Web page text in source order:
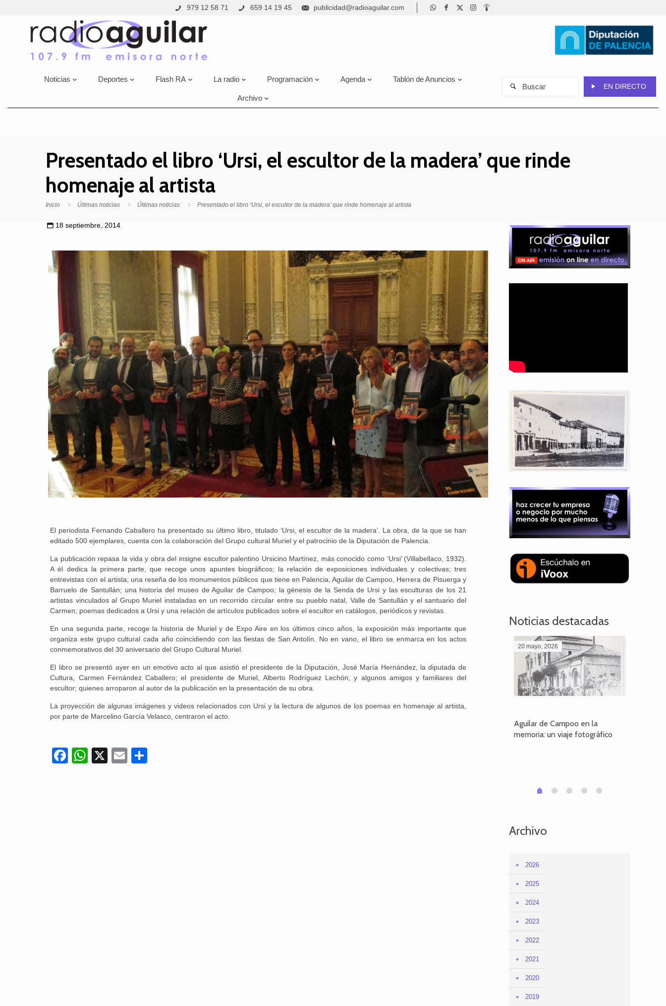
979 12 58 71 659 14 19 45 publicidad@radioaguilar.com
Noticias Deportes Flash RA La radio Programación Agenda Tablón de Anuncios
Archivo
EN DIRECTO
Presentado el libro ‘Ursi, el escultor de la madera’ que rinde
homenaje al artista
Inicio Últimas noticias Últimas noticias Presentado el libro ‘Ursi, el escultor de la madera’ que rinde homenaje al artista
18 septiembre, 2014
El periodista Fernando Caballero ha presentado su último libro, titulado ‘Ursi, el escultor de la madera’. La obra, de la que se han
editado 500 ejemplares, cuenta con la colaboración del Grupo cultural Muriel y el patrocinio de la Diputación de Palencia.
La publicación repasa la vida y obra del insigne escultor palentino Ursicino Martínez, más conocido como ‘Ursi’ (Villabellaco, 1932).
A él dedica la primera parte, que recoge unos apuntes biográficos; la relación de exposiciones individuales y colectivas; tres
entrevistas con el artista; una reseña de los monumentos públicos que tiene en Palencia, Aguilar de Campoo, Herrera de Pisuerga y
Barruelo de Santullán; una historia del museo de Aguilar de Campoo; la génesis de la Senda de Ursi y las esculturas de los 21
artistas vinculados al Grupo Muriel instaladas en un recorrido circular entre su pueblo natal, Valle de Santullán y el santuario del
Carmen; poemas dedicados a Ursi y una relación de artículos publicados sobre el escultor en catálogos, periódicos y revistas.
En una segunda parte, recoge la historia de Muriel y de Expo Aire en los últimos cinco años, la exposición más importante que
organiza este grupo cultural cada año coincidiendo con las fiestas de San Antolín. No en vano, el libro se enmarca en los actos
conmemorativos del 30 aniversario del Grupo Cultural Muriel.
El libro se presentó ayer en un emotivo acto al que asistió el presidente de la Diputación, José María Hernández, la diputada de
Cultura, Carmen Fernández Caballero; el presidente de Muriel, Alberto Rodríguez Lechón; y algunos amigos y familiares del
escultor; quienes arroparon al autor de la publicación en la presentación de su obra.
La proyección de algunas imágenes y videos relacionados con Ursi y la lectura de algunos de los poemas en homenaje al artista,
por parte de Marcelino García Velasco, centraron el acto.
Facebook
WhatsApp
X Email
Noticias destacadas
20 mayo, 2026
Aguilar de Campoo en la
memoria: un viaje fotográfico
0 1 2 3 4
Archivo
2026
2025
2024
2023
2022
2021
2020
2019